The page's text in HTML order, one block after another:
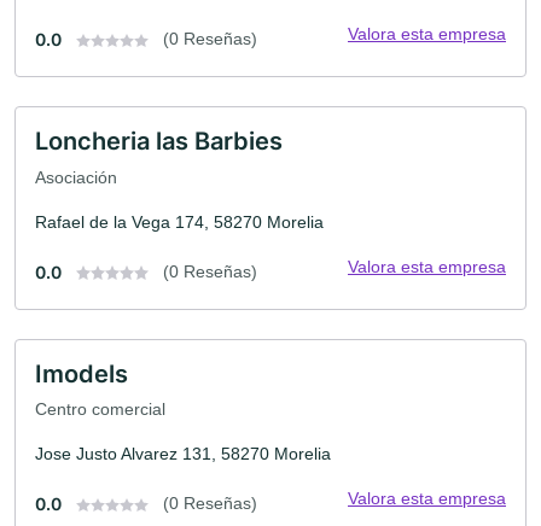
0.0 (0 Reseñas) Valora esta empresa
Loncheria las Barbies
Asociación
Rafael de la Vega 174, 58270 Morelia
0.0 (0 Reseñas) Valora esta empresa
Imodels
Centro comercial
Jose Justo Alvarez 131, 58270 Morelia
0.0 (0 Reseñas) Valora esta empresa